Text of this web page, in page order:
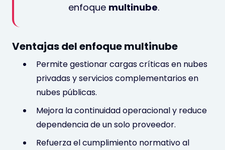
enfoque multinube.
Ventajas del enfoque multinube
Permite gestionar cargas críticas en nubes
privadas y servicios complementarios en
nubes públicas.
Mejora la continuidad operacional y reduce
dependencia de un solo proveedor.
Refuerza el cumplimiento normativo al